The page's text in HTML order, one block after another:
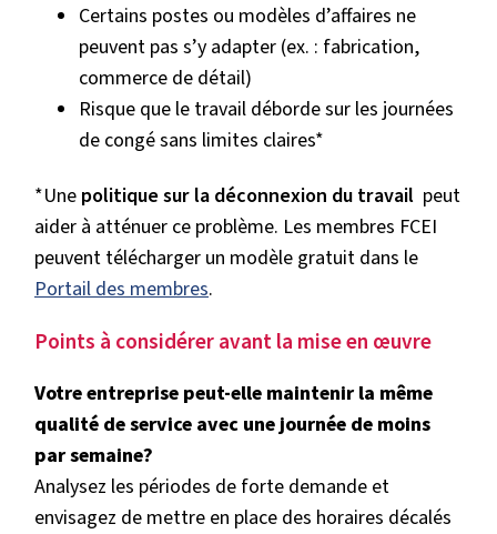
Certains postes ou modèles d’affaires ne
peuvent pas s’y adapter (ex. : fabrication,
commerce de détail)
Risque que le travail déborde sur les journées
de congé sans limites claires*
*Une politique sur la déconnexion du travail peut
aider à atténuer ce problème. Les membres FCEI
peuvent télécharger un modèle gratuit dans le
Portail des membres.
Points à considérer avant la mise en œuvre
Votre entreprise peut-elle maintenir la même
qualité de service avec une journée de moins
par semaine?
Analysez les périodes de forte demande et
envisagez de mettre en place des horaires décalés